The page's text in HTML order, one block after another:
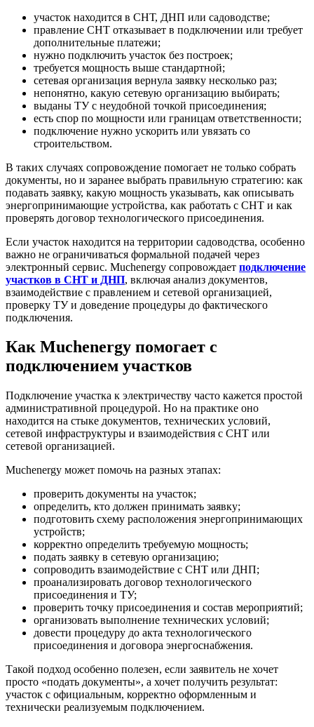
участок находится в СНТ, ДНП или садоводстве;
правление СНТ отказывает в подключении или требует
дополнительные платежи;
нужно подключить участок без построек;
требуется мощность выше стандартной;
сетевая организация вернула заявку несколько раз;
непонятно, какую сетевую организацию выбирать;
выданы ТУ с неудобной точкой присоединения;
есть спор по мощности или границам ответственности;
подключение нужно ускорить или увязать со
строительством.
В таких случаях сопровождение помогает не только собрать
документы, но и заранее выбрать правильную стратегию: как
подавать заявку, какую мощность указывать, как описывать
энергопринимающие устройства, как работать с СНТ и как
проверять договор технологического присоединения.
Если участок находится на территории садоводства, особенно
важно не ограничиваться формальной подачей через
электронный сервис. Muchenergy сопровождает подключение
участков в СНТ и ДНП, включая анализ документов,
взаимодействие с правлением и сетевой организацией,
проверку ТУ и доведение процедуры до фактического
подключения.
Как Muchenergy помогает с
подключением участков
Подключение участка к электричеству часто кажется простой
административной процедурой. Но на практике оно
находится на стыке документов, технических условий,
сетевой инфраструктуры и взаимодействия с СНТ или
сетевой организацией.
Muchenergy может помочь на разных этапах:
проверить документы на участок;
определить, кто должен принимать заявку;
подготовить схему расположения энергопринимающих
устройств;
корректно определить требуемую мощность;
подать заявку в сетевую организацию;
сопроводить взаимодействие с СНТ или ДНП;
проанализировать договор технологического
присоединения и ТУ;
проверить точку присоединения и состав мероприятий;
организовать выполнение технических условий;
довести процедуру до акта технологического
присоединения и договора энергоснабжения.
Такой подход особенно полезен, если заявитель не хочет
просто «подать документы», а хочет получить результат:
участок с официальным, корректно оформленным и
технически реализуемым подключением.